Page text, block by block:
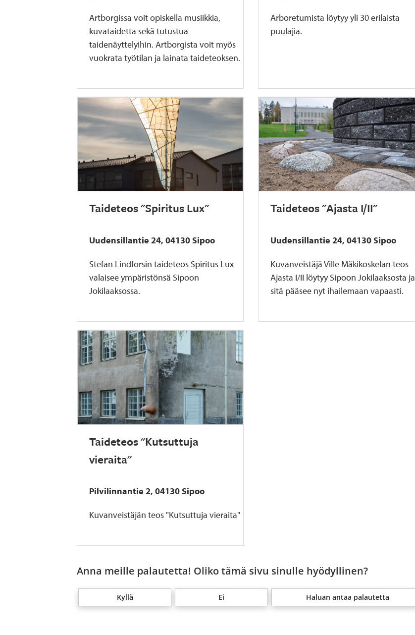
Artborgissa voit opiskella musiikkia,
kuvataidetta sekä tutustua
taidenäyttelyihin. Artborgista voit myös
vuokrata työtilan ja lainata taideteoksen.
Arboretumista löytyy yli 30 erilaista
puulajia.
Taideteos "Spiritus Lux"
Uudensillantie 24, 04130 Sipoo
Stefan Lindforsin taideteos Spiritus Lux
valaisee ympäristönsä Sipoon
Jokilaaksossa.
Taideteos "Ajasta I/II"
Uudensillantie 24, 04130 Sipoo
Kuvanveistäjä Ville Mäkikoskelan teos
Ajasta I/II löytyy Sipoon Jokilaaksosta ja
sitä pääsee nyt ihailemaan vapaasti.
Taideteos "Kutsuttuja
vieraita"
Pilvilinnantie 2, 04130 Sipoo
Kuvanveistäjän teos "Kutsuttuja vieraita"
Anna meille palautetta! Oliko tämä sivu sinulle hyödyllinen?
Kyllä Ei Haluan antaa palautetta